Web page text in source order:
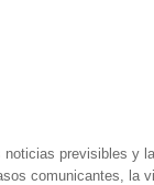
previsibles y
comunicantes, la